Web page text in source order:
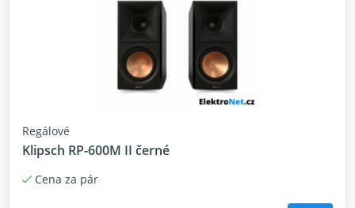
poslechu díky podpoře hudebních streamovacích
služeb, lokální správě hudby, mobilní aplikaci a
exkluzivnímu systému ovládání.
Regálové
Klipsch RP-600M II černé
Cena za pár